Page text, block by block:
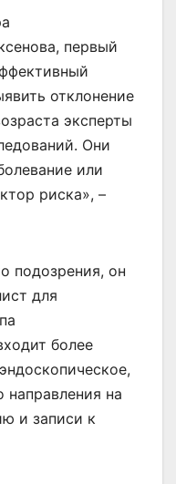
первый
отклонение
эксперты
Они
или
риска», –
подозрения, он
для
более
направления на
и записи к